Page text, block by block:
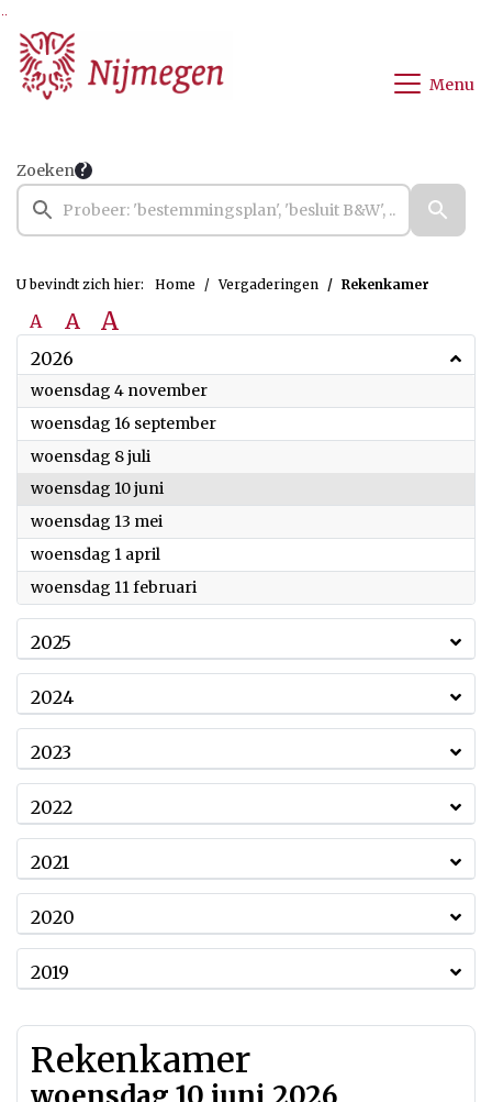
Menu
Zoeken
U bevindt zich hier: Home Vergaderingen Rekenkamer
A A A
2026
woensdag 4 november2026
woensdag 16 september2026
woensdag 8 juli
woensdag 10 juni
woensdag 13 mei
woensdag 1 april
woensdag 11 februari
2025
2024
2023
2022
2021
2020
2019
Rekenkamer